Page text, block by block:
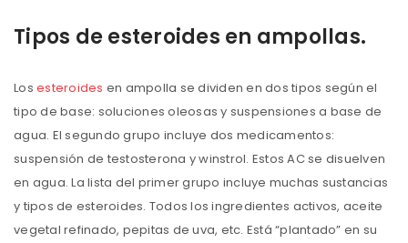
Tipos de esteroides en ampollas.
Los esteroides en ampolla se dividen en dos tipos según el
tipo de base: soluciones oleosas y suspensiones a base de
agua. El segundo grupo incluye dos medicamentos:
suspensión de testosterona y winstrol. Estos AC se disuelven
en agua. La lista del primer grupo incluye muchas sustancias
y tipos de esteroides. Todos los ingredientes activos, aceite
vegetal refinado, pepitas de uva, etc. Está “plantado” en su